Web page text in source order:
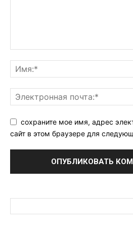
сохраните мое имя, адрес
сайт в этом браузере для